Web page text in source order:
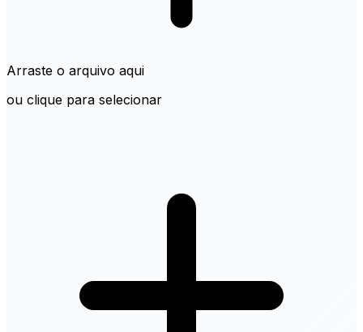
Arraste o arquivo aqui
ou clique para selecionar